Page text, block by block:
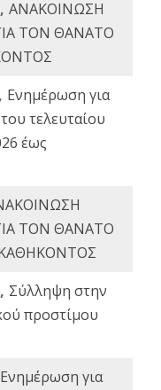
ΑΝΑΚΟΙΝΩΣΗ
ΤΟΝ ΘΑΝΑΤΟ
Ενημέρωση για
τελευταίου
έως
ΤΟΝ ΘΑΝΑΤΟ
Σύλληψη στην
προστίμου
Ενημέρωση για